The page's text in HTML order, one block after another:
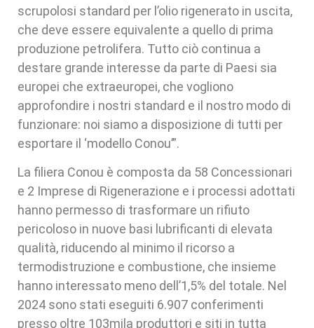
scrupolosi standard per l’olio rigenerato in uscita,
che deve essere equivalente a quello di prima
produzione petrolifera. Tutto ciò continua a
destare grande interesse da parte di Paesi sia
europei che extraeuropei, che vogliono
approfondire i nostri standard e il nostro modo di
funzionare: noi siamo a disposizione di tutti per
esportare il ‘modello Conou’”.
La filiera Conou è composta da 58 Concessionari
e 2 Imprese di Rigenerazione e i processi adottati
hanno permesso di trasformare un rifiuto
pericoloso in nuove basi lubrificanti di elevata
qualità, riducendo al minimo il ricorso a
termodistruzione e combustione, che insieme
hanno interessato meno dell’1,5% del totale. Nel
2024 sono stati eseguiti 6.907 conferimenti
presso oltre 103mila produttori e siti in tutta